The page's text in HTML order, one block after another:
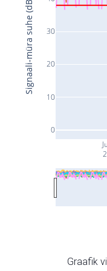
0
10
20
30
Signaali-müra suhe (dB)
Graafik